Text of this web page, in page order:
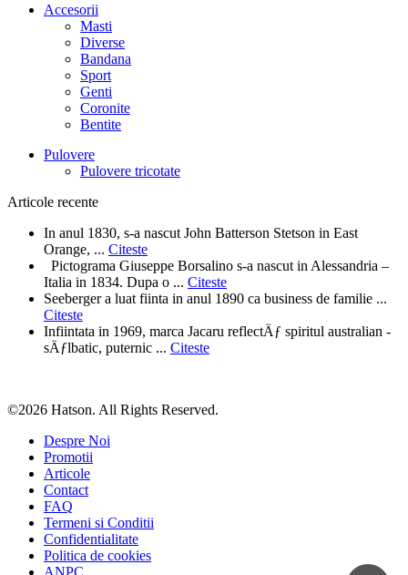
Accesorii
Masti
Diverse
Bandana
Sport
Genti
Coronite
Bentite
Pulovere
Pulovere tricotate
Articole recente
In anul 1830, s-a nascut John Batterson Stetson in East
Orange, ... Citeste
Pictograma Giuseppe Borsalino s-a nascut in Alessandria –
Italia in 1834. Dupa o ... Citeste
Seeberger a luat fiinta in anul 1890 ca business de familie ...
Citeste
Infiintata in 1969, marca Jacaru reflectÄƒ spiritul australian -
sÄƒlbatic, puternic ... Citeste
©2026 Hatson. All Rights Reserved.
Despre Noi
Promotii
Articole
Contact
FAQ
Termeni si Conditii
Confidentialitate
Politica de cookies
ANPC